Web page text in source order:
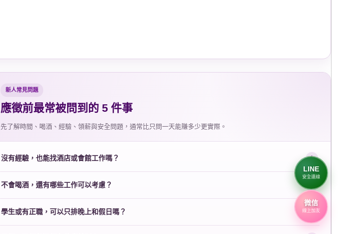
新人常見問題
應徵前最常被問到的 5 件事
先了解時間、喝酒、經驗、領薪與安全問題，通常比只問一天能賺多少更實際。
沒有經驗，也能找酒店或會館工作嗎？
不會喝酒，還有哪些工作可以考慮？
學生或有正職，可以只排晚上和假日嗎？
LINE
安全連線
微信
線上加友